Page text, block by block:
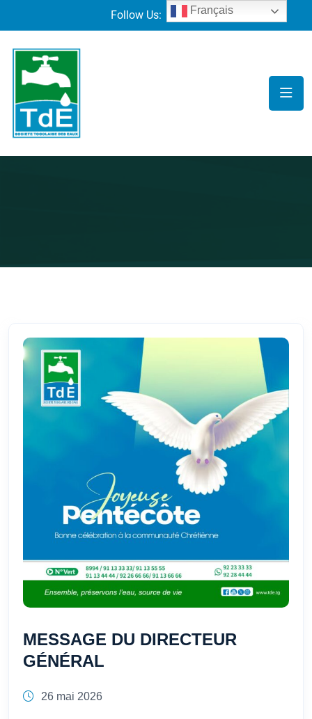
Follow Us:
MESSAGE DU DIRECTEUR
GÉNÉRAL
26 mai 2026
Français